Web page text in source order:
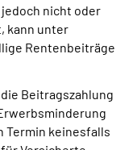
nicht oder
kann unter
Rentenbeiträge
Beitragszahlung
Termin keinesfalls